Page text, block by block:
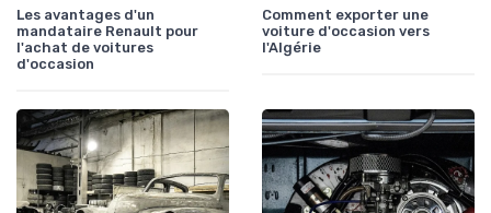
Les avantages d'un
mandataire Renault pour
l'achat de voitures
d'occasion
Comment exporter une
voiture d'occasion vers
l'Algérie